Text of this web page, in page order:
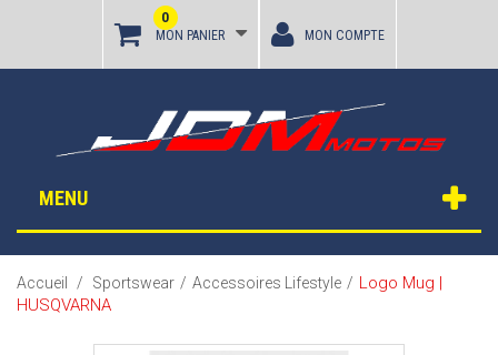
MON PANIER
0
MON COMPTE
MENU
Accueil / Sportswear / Accessoires Lifestyle / Logo Mug |
HUSQVARNA